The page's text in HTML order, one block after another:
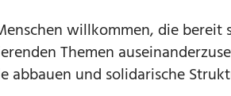
willkommen, die bereit
Themen
und solidarische